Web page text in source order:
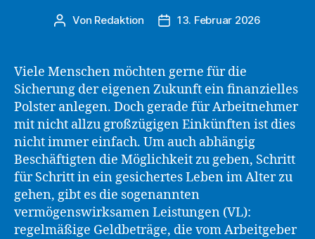
Beitragsautor
Von Redaktion Beitragsdatum
13. Februar 2026
Viele Menschen möchten gerne für die
Sicherung der eigenen Zukunft ein finanzielles
Polster anlegen. Doch gerade für Arbeitnehmer
mit nicht allzu großzügigen Einkünften ist dies
nicht immer einfach. Um auch abhängig
Beschäftigten die Möglichkeit zu geben, Schritt
für Schritt in ein gesichertes Leben im Alter zu
gehen, gibt es die sogenannten
vermögenswirksamen Leistungen (VL):
regelmäßige Geldbeträge, die vom Arbeitgeber